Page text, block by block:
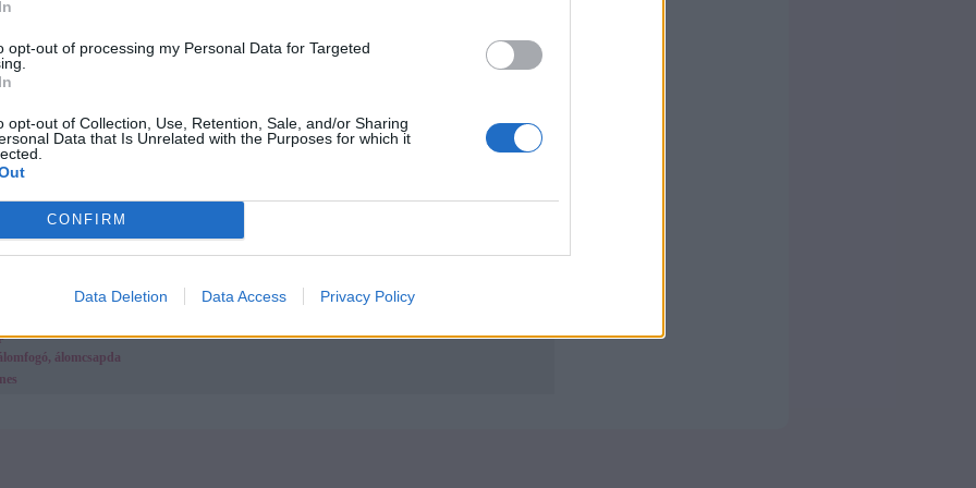
opt-out of processing my Personal Data for Targeted
opt-out of Collection, Use, Retention, Sale, and/or Sharing
Data that Is Unrelated with the Purposes for which it
CONFIRM
Data Deletion Data Access Privacy Policy
akár játszhatunk is a babával. Két ujjunk között pörgethetjük a hurkapálcát, és megfigyelhetjük,
pörgős szoknyás babát alkottunk.
is kreatív- és játékötleteidet, receptjeidet, hogy mi is kipróbálhassuk őket!
cikkek
patchwork képek
álomcsapda